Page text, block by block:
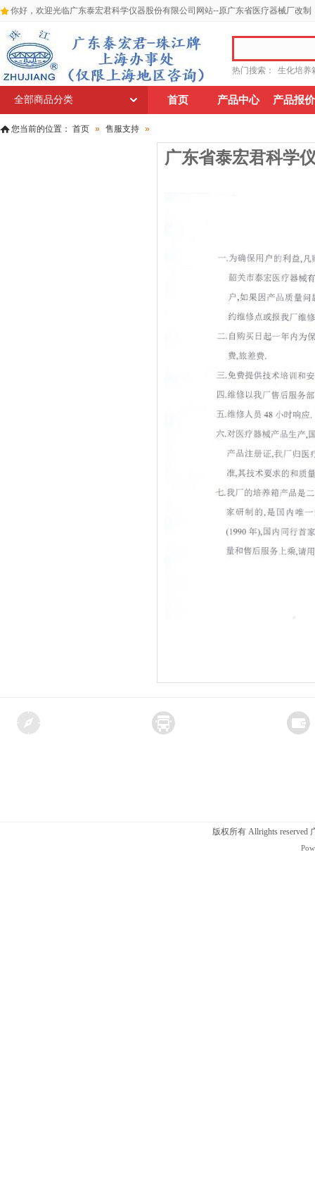
你好，欢迎光临广东泰宏君科学仪器股份有限公司网站--原广东省医疗器械厂改制
热门搜索： 生化培养
首页 产品中心 产品报
全部商品分类
您当前的位置： 首页 » 售服支持 »
广东省泰宏君科学
版权所有 Allrights